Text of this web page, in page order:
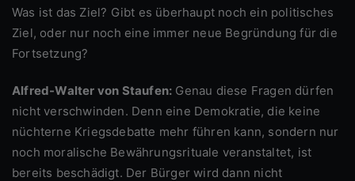
Was ist das Ziel? Gibt es überhaupt noch ein politisches
Ziel, oder nur noch eine immer neue Begründung für die
Fortsetzung?
Alfred-Walter von Staufen: Genau diese Fragen dürfen
nicht verschwinden. Denn eine Demokratie, die keine
nüchterne Kriegsdebatte mehr führen kann, sondern nur
noch moralische Bewährungsrituale veranstaltet, ist
bereits beschädigt. Der Bürger wird dann nicht